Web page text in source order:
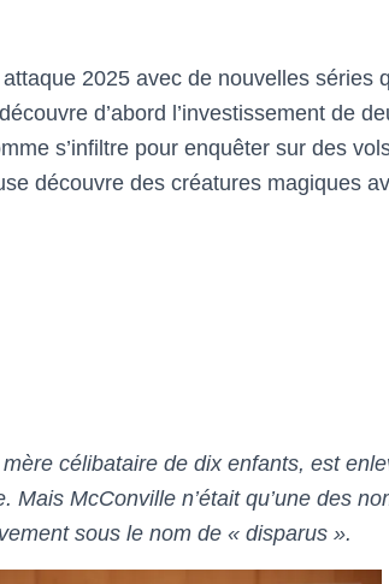
2025 avec de nouvelles séries
d’abord l’investissement de
s’infiltre pour enquêter sur des
découvre des créatures magiques
célibataire de dix enfants, est
Mais McConville n’était qu’une des
sous le nom de « disparus ».